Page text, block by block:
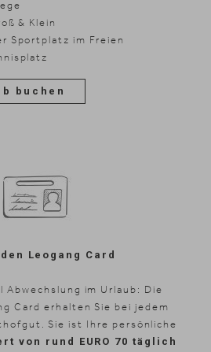
& Klein
Sportplatz im Freien
buchen
Leogang Card
im Urlaub: Die
Card erhalten Sie bei jedem
Sie ist Ihre persönliche
von rund EURO 70 täglich